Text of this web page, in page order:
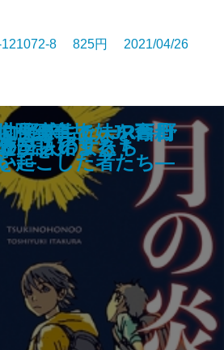
アルズII 神秘の
アルズII 神秘の
とおる伝―
ないもどかしさ―
弁護士」今村核の
力
ろずおつとめ申し
ち、いずれ死ぬっ
すか
121072-8 825円 2021/04/26
保事件で妹を奪わ
三人の女たち
ー
から始まる
プレイリスト
野球ニュース―野
起こした者たち―
国語
脱線事故 JR西日
―